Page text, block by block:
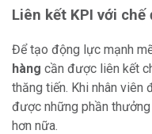
Liên kết KPI với chế
Để tạo động lực mạnh
hàng cần được liên kết
thăng tiến. Khi nhân viên
được những phần
hơn nữa.